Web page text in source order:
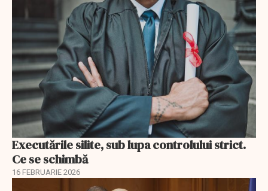
Executările silite, sub lupa controlului strict.
Ce se schimbă
16 FEBRUARIE 2026